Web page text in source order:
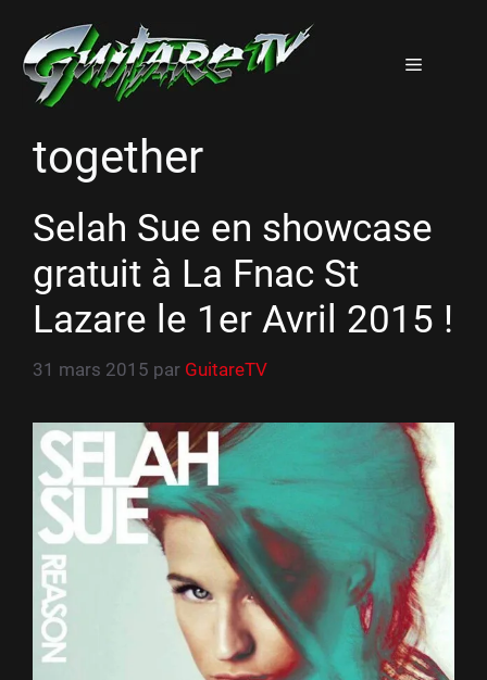
contenu
Menu
together
Selah Sue en showcase
gratuit à La Fnac St
Lazare le 1er Avril 2015 !
31 mars 2015 par GuitareTV